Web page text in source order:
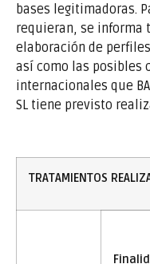
bases legitimadoras.
requieran, se informa
elaboración de
así como las posibles
internacionales que
SL tiene previsto
TRATAMIENTOS